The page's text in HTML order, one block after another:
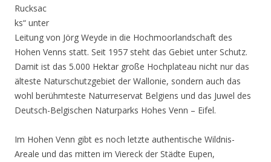
Rucksac
ks“ unter
Leitung von Jörg Weyde in die Hochmoorlandschaft des
Hohen Venns statt. Seit 1957 steht das Gebiet unter Schutz.
Damit ist das 5.000 Hektar große Hochplateau nicht nur das
älteste Naturschutzgebiet der Wallonie, sondern auch das
wohl berühmteste Naturreservat Belgiens und das Juwel des
Deutsch-Belgischen Naturparks Hohes Venn – Eifel.
Im Hohen Venn gibt es noch letzte authentische Wildnis-
Areale und das mitten im Viereck der Städte Eupen,